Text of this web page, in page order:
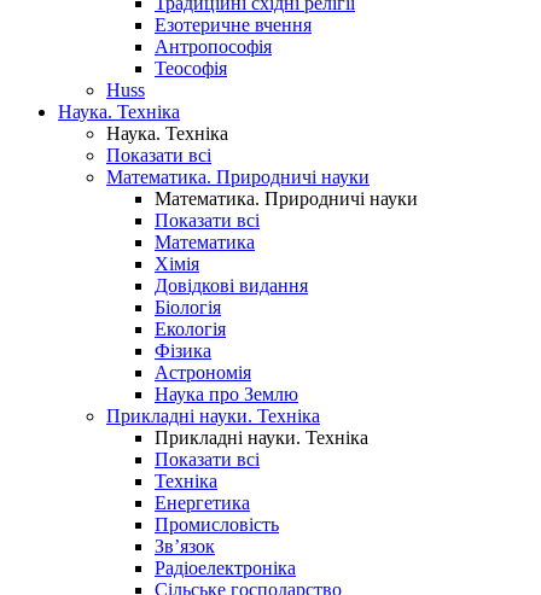
Езотеричне вчення
Антропософія
Теософія
Huss
Наука. Техніка
Наука. Техніка
Показати всі
Математика. Природничі науки
Математика. Природничі науки
Показати всі
Математика
Хімія
Довідкові видання
Біологія
Екологія
Фізика
Астрономія
Наука про Землю
Прикладні науки. Техніка
Прикладні науки. Техніка
Показати всі
Техніка
Енергетика
Промисловість
Зв’язок
Радіоелектроніка
Сільське господарство